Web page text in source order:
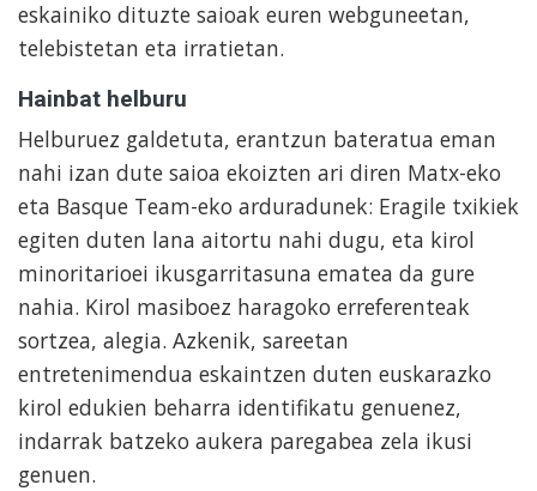
eskainiko dituzte saioak euren webguneetan,
telebistetan eta irratietan.
Hainbat helburu
Helburuez galdetuta, erantzun bateratua eman
nahi izan dute saioa ekoizten ari diren Matx-eko
eta Basque Team-eko arduradunek: Eragile txikiek
egiten duten lana aitortu nahi dugu, eta kirol
minoritarioei ikusgarritasuna ematea da gure
nahia. Kirol masiboez haragoko erreferenteak
sortzea, alegia. Azkenik, sareetan
entretenimendua eskaintzen duten euskarazko
kirol edukien beharra identifikatu genuenez,
indarrak batzeko aukera paregabea zela ikusi
genuen.